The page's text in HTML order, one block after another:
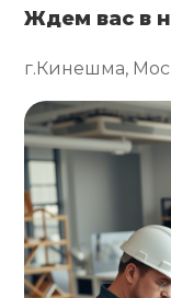
Ждем вас в
г.Кинешма,